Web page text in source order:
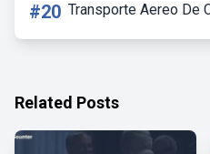
#20 Transporte Aereo De
Related Posts